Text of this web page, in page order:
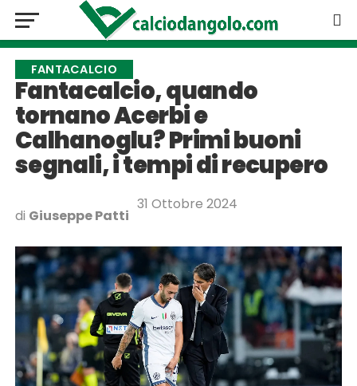
FANTACALCIO
Fantacalcio, quando
tornano Acerbi e
Calhanoglu? Primi buoni
segnali, i tempi di recupero
di Giuseppe Patti
31 Ottobre 2024